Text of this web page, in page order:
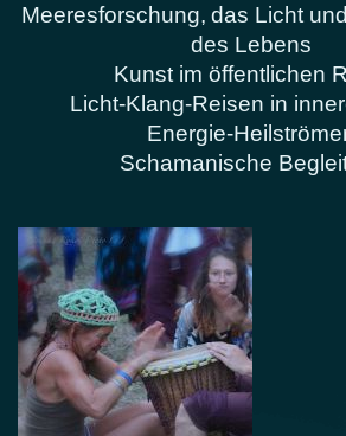
Meeresforschung, das Licht
des Lebens
Kunst im öffentlichen
Licht-Klang-Reisen in
Energie-
Schamanische